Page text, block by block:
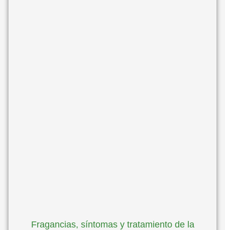
Fragancias, síntomas y tratamiento de la